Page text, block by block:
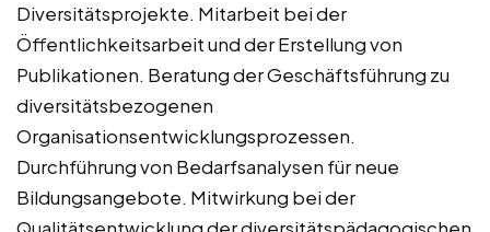
Diversitätsprojekte. Mitarbeit bei der
Öffentlichkeitsarbeit und der Erstellung von
Publikationen. Beratung der Geschäftsführung zu
diversitätsbezogenen
Organisationsentwicklungsprozessen.
Durchführung von Bedarfsanalysen für neue
Bildungsangebote. Mitwirkung bei der